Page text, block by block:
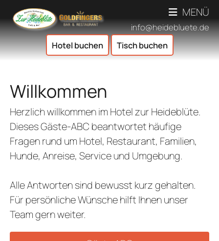
Hotel buchen Tisch buchen
MENÜ
info@heidebluete.de
FRÜHSTÜCKEN &
ESSEN
ÜBERSICHT EVENTS &
BETRIEBSAUSFLÜGE/
AKTUELLE
Willkommen
Herzlich willkommen im Hotel zur Heideblüte.
Dieses Gäste-ABC beantwortet häufige
Fragen rund um Hotel, Restaurant, Familien,
Hunde, Anreise, Service und Umgebung.
Alle Antworten sind bewusst kurz gehalten.
Für persönliche Wünsche hilft Ihnen unser
Team gern weiter.